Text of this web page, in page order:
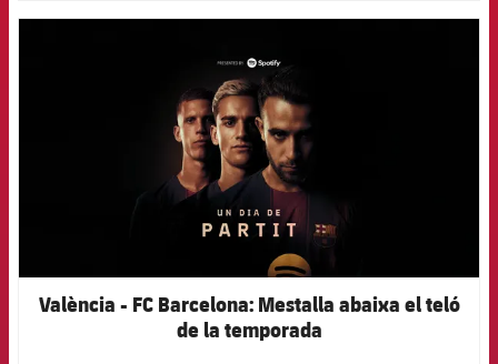
València - FC Barcelona: Mestalla abaixa el teló
de la temporada